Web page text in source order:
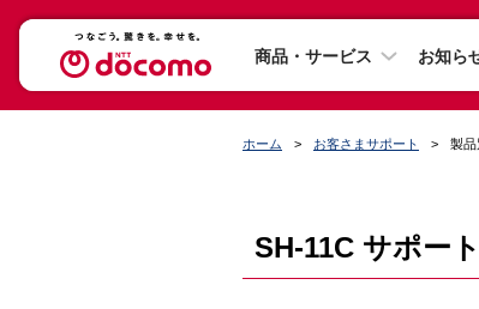
商品・サービス お知ら
ホーム お客さまサポート 製品
SH-11C サポー